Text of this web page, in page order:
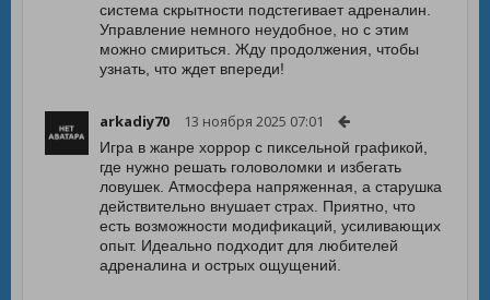
система скрытности подстегивает адреналин.
Управление немного неудобное, но с этим
можно смириться. Жду продолжения, чтобы
узнать, что ждет впереди!
arkadiy70 13 ноября 2025 07:01
Игра в жанре хоррор с пиксельной графикой,
где нужно решать головоломки и избегать
ловушек. Атмосфера напряженная, а старушка
действительно внушает страх. Приятно, что
есть возможности модификаций, усиливающих
опыт. Идеально подходит для любителей
адреналина и острых ощущений.